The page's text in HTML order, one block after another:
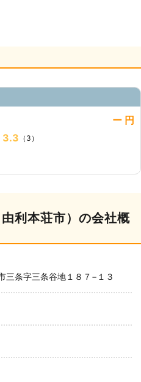
ー 円
3.3 （3）
利本荘市）の会社概
三条字三条谷地１８７−１３